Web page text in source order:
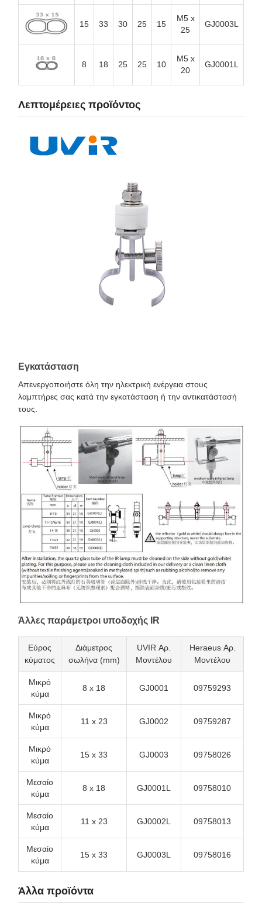
15 33 30 25 15
M5 x
25
GJ0003L
8 18 25 25 10
M5 x
20
GJ0001L
Λεπτομέρειες προϊόντος
Εγκατάσταση
Απενεργοποιήστε όλη την ηλεκτρική ενέργεια στους
λαμπτήρες σας κατά την εγκατάσταση ή την αντικατάστασή
τους.
Άλλες παράμετροι υποδοχής IR
Εύρος
κύματος
Διάμετρος
σωλήνα (mm)
UVIR Αρ.
Μοντέλου
Heraeus Αρ.
Μοντέλου
Μικρό
κύμα
8 x 18 GJ0001 09759293
Μικρό
κύμα
11 x 23 GJ0002 09759287
Μικρό
κύμα
15 x 33 GJ0003 09758026
Μεσαίο
κύμα
8 x 18 GJ0001L 09758010
Μεσαίο
κύμα
11 x 23 GJ0002L 09758013
Μεσαίο
κύμα
15 x 33 GJ0003L 09758016
Άλλα προϊόντα